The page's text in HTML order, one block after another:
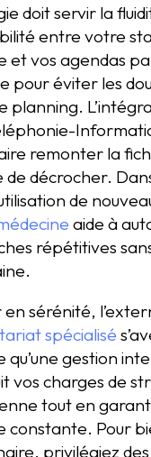
doit servir la
entre votre
et vos agendas
pour éviter les
planning.
remonter la
de décrocher.
de
aide à
répétitives
sérénité,
spécialisé
qu’une gestion
vos charges de
tout en
constante. Pour
privilégiez